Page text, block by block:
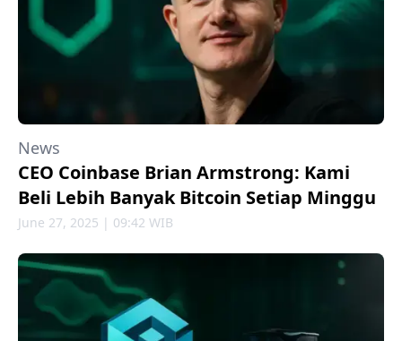
News
CEO Coinbase Brian Armstrong: Kami
Beli Lebih Banyak Bitcoin Setiap Minggu
June 27, 2025 | 09:42 WIB